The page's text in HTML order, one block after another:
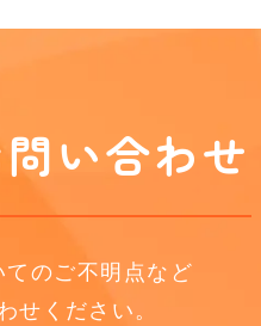
い合わせ
てのご不明点など
せください。